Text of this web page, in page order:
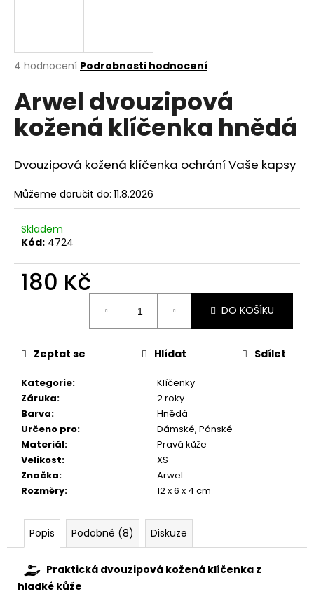
Průměrné
produktu
je
5,0
hvězdiček.
4 hodnocení Podrobnosti hodnocení
Arwel dvouzipová
kožená klíčenka hnědá
Dvouzipová kožená klíčenka ochrání Vaše kapsy
Můžeme doručit do: 11.8.2026
Skladem
Kód: 4724
180 Kč
DO KOŠÍKU
Kategorie:
Klíčenky
Záruka:
2 roky
Barva:
Hnědá
Určeno pro:
Dámské, Pánské
Materiál:
Pravá kůže
Velikost:
XS
Značka:
Arwel
Rozměry: 12 x 6 x 4 cm
Zeptat se Hlídat Sdílet
Popis Podobné (8) Diskuze
Praktická dvouzipová kožená klíčenka z
hladké kůže
í
t
?
HLEDAT
D
o
o
u
e
m
e